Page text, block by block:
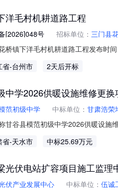
洋毛村机耕道路工程
[2026]048号 招标单位： 三门县
桥镇下洋毛村机耕道路工程发布时
省-台州市 2天后开标
中学2026供暖设施维修更
范初级中学 中标单位： 甘肃浩荣
甘谷县模范初级中学2026供暖设施
暖设施维修更换项目三、标段概算
省-天水市 中标25.69万元
光伏电站扩容项目施工监理
伏产业发展中心 中标单位： 伍诚